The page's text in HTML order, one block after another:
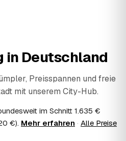
in Deutschland
Preisspannen und freie
mit unserem City-Hub.
im Schnitt 1.635 €
€). Mehr erfahren · Alle Preise